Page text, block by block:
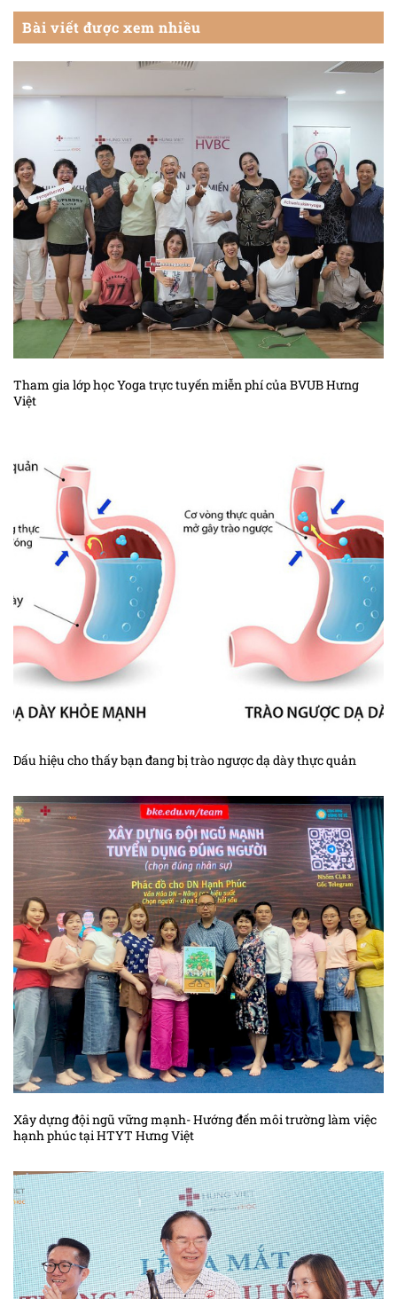
Bài viết được xem nhiều
Tham gia lớp học Yoga trực tuyến miễn phí của BVUB Hưng
Việt
Dấu hiệu cho thấy bạn đang bị trào ngược dạ dày thực quản
Xây dựng đội ngũ vững mạnh- Hướng đến môi trường làm việc
hạnh phúc tại HTYT Hưng Việt